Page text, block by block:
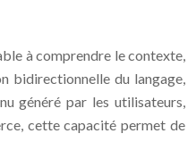
à comprendre le contexte,
bidirectionnelle du langage,
généré par les utilisateurs,
cette capacité permet de